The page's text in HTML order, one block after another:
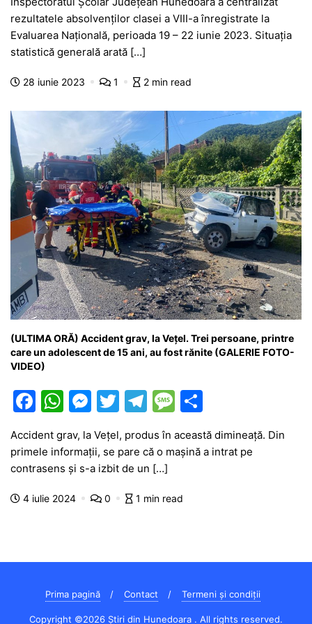
c
e
b
o
at
s
A
p
s
s
e
n
er
itt
er
e
gr
m
s
s
g
ta
je
rezultatele absolvenților clasei a VIII-a înregistrate la
Evaluarea Națională, perioada 19 – 22 iunie 2023. Situația
statistică generală arată […]
28 iunie 2023 1 2 min read
(ULTIMA ORĂ) Accident grav, la Vețel. Trei persoane, printre
care un adolescent de 15 ani, au fost rănite (GALERIE FOTO-
VIDEO)
F
c
e
b
o
k
W
at
s
A
M
s
s
e
n
er
T
itt
er
T
e
gr
a
M
s
s
a
ta
Accident grav, la Vețel, produs în această dimineață. Din
primele informații, se pare că o mașină a intrat pe
contrasens și s-a izbit de un […]
4 iulie 2024 0 1 min read
Prima pagină Contact Termeni și condiții
Copyright ©2026 Știri din Hunedoara . All rights reserved.